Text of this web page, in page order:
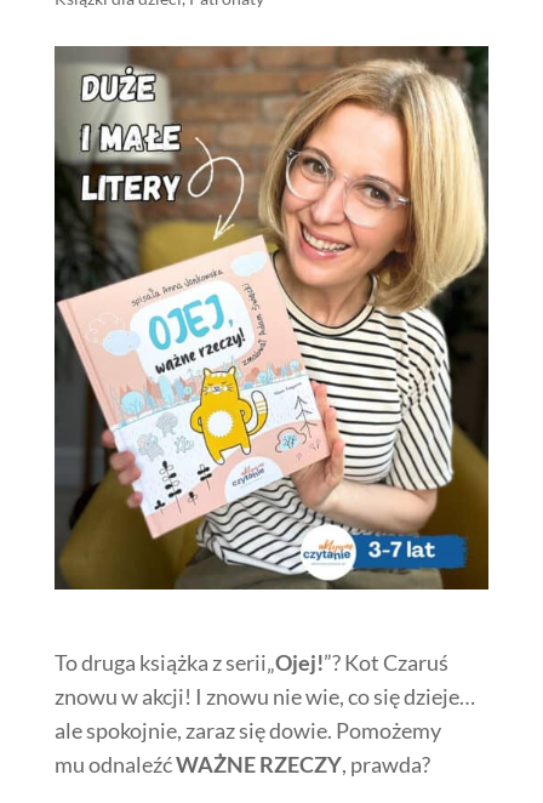
To druga książka z serii„Ojej!”? Kot Czaruś
znowu w akcji! I znowu nie wie, co się dzieje…
ale spokojnie, zaraz się dowie. Pomożemy
mu odnaleźćWAŻNE RZECZY, prawda?